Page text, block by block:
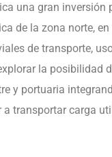
una gran
de la zona norte,
de transporte,
la posibilidad
y portuaria
a transportar carga